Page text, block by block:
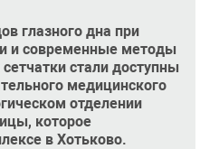
глазного дна при
и современные методы
стали доступны
медицинского
отделении
которое
в Хотьково.